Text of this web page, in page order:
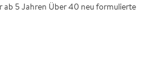
ab 5 Jahren Über 40 neu formulierte